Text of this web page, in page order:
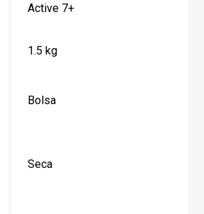
Active 7+
1.5 kg
Bolsa
Seca